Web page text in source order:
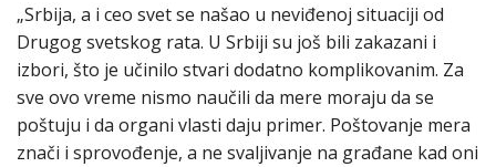
„Srbija, a i ceo svet se našao u neviđenoj situaciji od
Drugog svetskog rata. U Srbiji su još bili zakazani i
izbori, što je učinilo stvari dodatno komplikovanim. Za
sve ovo vreme nismo naučili da mere moraju da se
poštuju i da organi vlasti daju primer. Poštovanje mera
znači i sprovođenje, a ne svaljivanje na građane kad oni